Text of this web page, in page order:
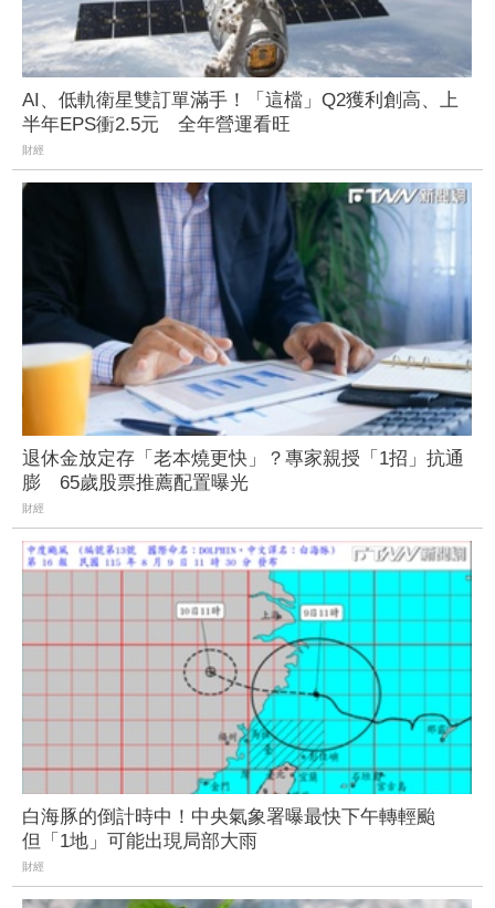
AI、低軌衛星雙訂單滿手！「這檔」Q2獲利創高、上
半年EPS衝2.5元 全年營運看旺
財經
退休金放定存「老本燒更快」？專家親授「1招」抗通
膨 65歲股票推薦配置曝光
財經
白海豚的倒計時中！中央氣象署曝最快下午轉輕颱
但「1地」可能出現局部大雨
財經